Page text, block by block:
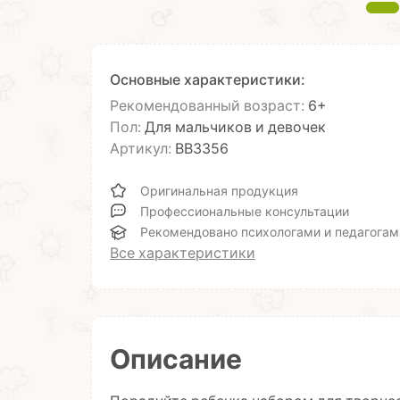
Основные характеристики:
Рекомендованный возраст: 6+
Пол: Для мальчиков и девочек
Артикул: ВВ3356
Оригинальная продукция
Профессиональные консультации
Рекомендовано психологами и
Все характеристики
Описание